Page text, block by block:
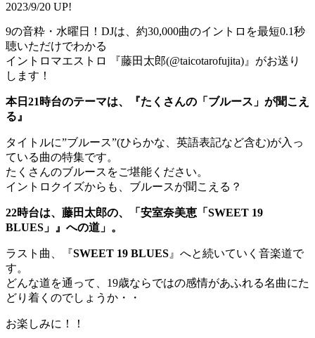
2023/9/20 UP!
9の音粋・水曜日！DJは、約30,000曲のイントロを最短0.1秒
聴いただけでわかる
イントロマエストロ 『藤田太郎(@taicotarofujita)』がお送り
します！
本日21時台のテーマは、『たくさんの「ブルース」が聞こえ
る』
タイトルに”ブルース”(ひらかな、英語表記など含む)が入っ
ている曲の特集です。
たくさんのブルースをご堪能ください。
イントロクイズからも、ブルースが聞こえる？
22時台は、藤田太郎の、「安室奈美恵「SWEET 19
BLUES」』への道」。
ラスト曲、『SWEET 19 BLUES 』へと続いていく音楽道で
す。
どんな道を通って、19歳ならではの感情があふれる名曲にた
どり着くのでしょうか・・
お楽しみに！！